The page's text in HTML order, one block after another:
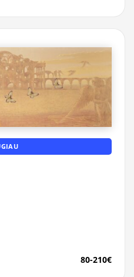
80-210€